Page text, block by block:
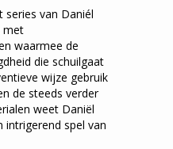
series van Daniél
met
waarmee de
die schuilgaat
wijze gebruik
de steeds verder
weet Daniël
intrigerend spel van